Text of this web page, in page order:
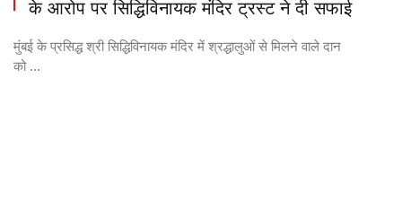
के आरोप पर सिद्धिविनायक मंदिर ट्रस्ट ने दी सफाई
मुंबई के प्रसिद्ध श्री सिद्धिविनायक मंदिर में श्रद्धालुओं से मिलने वाले दान
को ...